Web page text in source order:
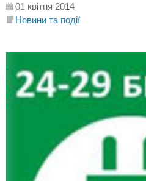
01 квітня 2014
Новини та події